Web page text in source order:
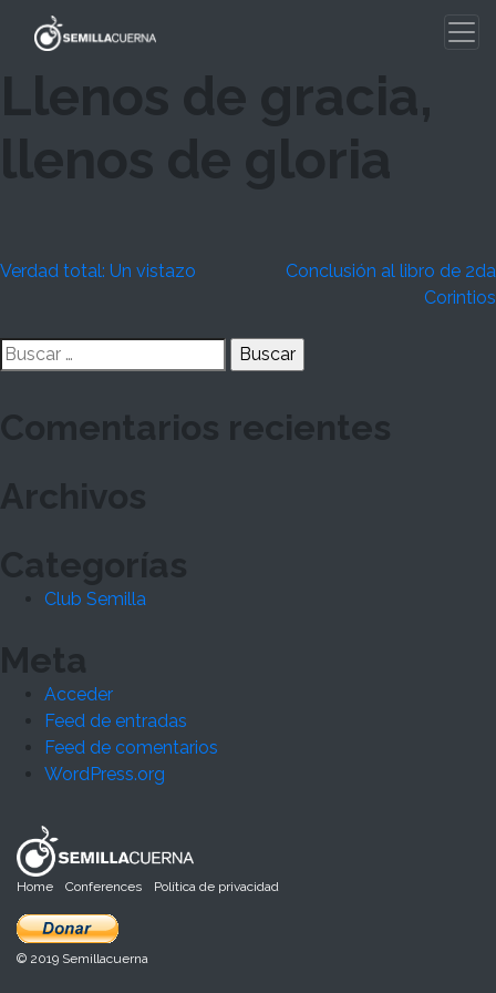
Llenos de gracia,
llenos de gloria
Navegación
entradas
Verdad total: Un vistazo
Conclusión al libro de 2da
Corintios
Buscar:
Comentarios recientes
Archivos
Categorías
Club Semilla
Meta
Acceder
Feed de entradas
Feed de comentarios
WordPress.org
Home Conferences Política de privacidad
© 2019 Semillacuerna